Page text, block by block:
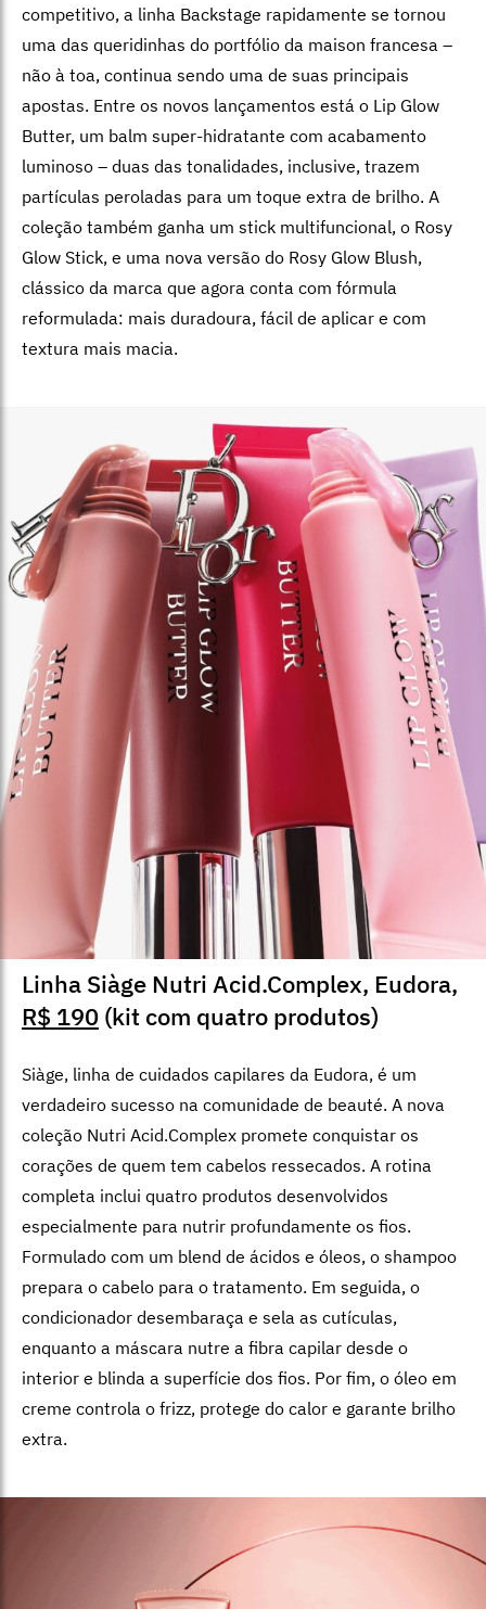
competitivo, a linha Backstage rapidamente se tornou
uma das queridinhas do portfólio da maison francesa –
não à toa, continua sendo uma de suas principais
apostas. Entre os novos lançamentos está o Lip Glow
Butter, um balm super-hidratante com acabamento
luminoso – duas das tonalidades, inclusive, trazem
partículas peroladas para um toque extra de brilho. A
coleção também ganha um stick multifuncional, o Rosy
Glow Stick, e uma nova versão do Rosy Glow Blush,
clássico da marca que agora conta com fórmula
reformulada: mais duradoura, fácil de aplicar e com
textura mais macia.
Linha Siàge Nutri Acid.Complex, Eudora,
R$ 190 (kit com quatro produtos)
Siàge, linha de cuidados capilares da Eudora, é um
verdadeiro sucesso na comunidade de beauté. A nova
coleção Nutri Acid.Complex promete conquistar os
corações de quem tem cabelos ressecados. A rotina
completa inclui quatro produtos desenvolvidos
especialmente para nutrir profundamente os fios.
Formulado com um blend de ácidos e óleos, o shampoo
prepara o cabelo para o tratamento. Em seguida, o
condicionador desembaraça e sela as cutículas,
enquanto a máscara nutre a fibra capilar desde o
interior e blinda a superfície dos fios. Por fim, o óleo em
creme controla o frizz, protege do calor e garante brilho
extra.